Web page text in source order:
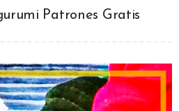
Patrones Gratis